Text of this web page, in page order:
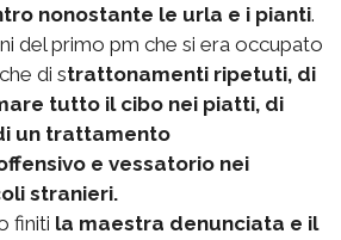
nonostante le urla e i pianti.
del primo pm che si era occupato
di strattonamenti ripetuti, di
tutto il cibo nei piatti, di
un trattamento
e vessatorio nei
stranieri.
finiti la maestra denunciata e il